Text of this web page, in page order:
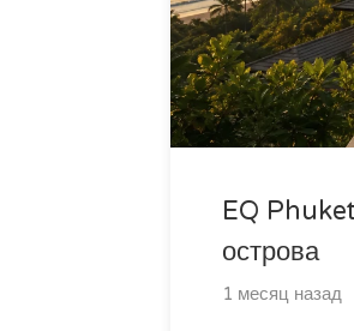
EQ
острова
1 месяц назад